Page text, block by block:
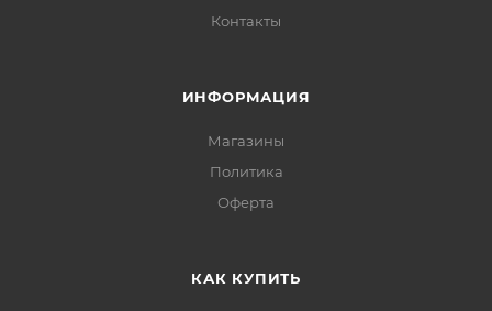
Контакты
ИНФОРМАЦИЯ
Магазины
Политика
Офертa
КАК КУПИТЬ